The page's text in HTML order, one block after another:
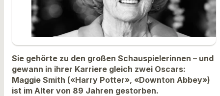
Sie gehörte zu den großen Schauspielerinnen – und
gewann in ihrer Karriere gleich zwei Oscars:
Maggie Smith («Harry Potter», «Downton Abbey»)
ist im Alter von 89 Jahren gestorben.